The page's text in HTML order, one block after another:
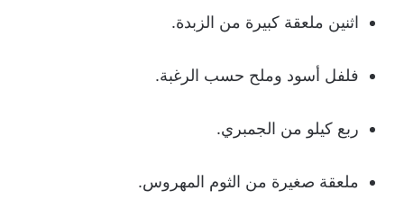
اثنين ملعقة كبيرة من الزبدة.
فلفل أسود وملح حسب الرغبة.
ربع كيلو من الجمبري.
ملعقة صغيرة من الثوم المهروس.